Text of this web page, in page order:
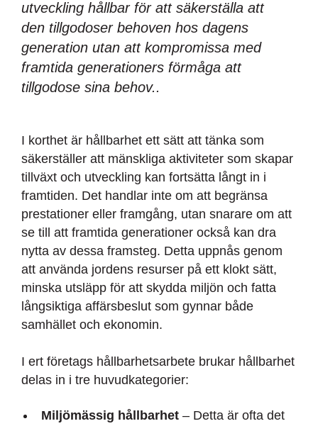
utveckling hållbar för att säkerställa att
den tillgodoser behoven hos dagens
generation utan att kompromissa med
framtida generationers förmåga att
tillgodose sina behov..
I korthet är hållbarhet ett sätt att tänka som
säkerställer att mänskliga aktiviteter som skapar
tillväxt och utveckling kan fortsätta långt in i
framtiden. Det handlar inte om att begränsa
prestationer eller framgång, utan snarare om att
se till att framtida generationer också kan dra
nytta av dessa framsteg. Detta uppnås genom
att använda jordens resurser på ett klokt sätt,
minska utsläpp för att skydda miljön och fatta
långsiktiga affärsbeslut som gynnar både
samhället och ekonomin.
I ert företags hållbarhetsarbete brukar hållbarhet
delas in i tre huvudkategorier:
Miljömässig hållbarhet – Detta är ofta det